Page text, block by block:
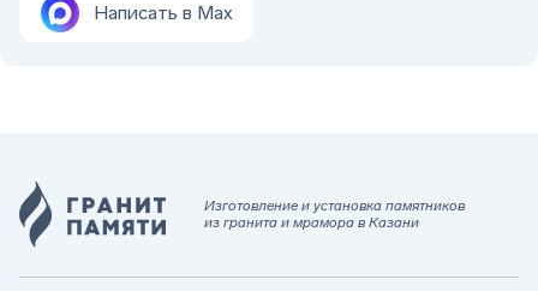
Написать в Max
Изготовление и установка памятников
из гранита и мрамора в Казани